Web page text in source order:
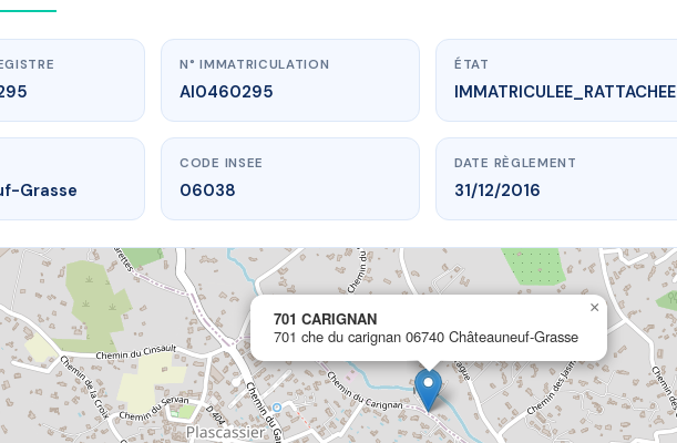
www.vme.plus/AI0460295
701 CARIGNAN
701 che du carignan06740 Châteauneuf-Grasse
N° IMMATRICULATION
AI0460295
ÉTAT
IMMATRICULEE_RATTACHEE
Grasse
CODE INSEE
06038
DATE RÈGLEMENT
31/12/2016
701 CARIGNAN
701 che du carignan 06740 Châteauneuf-Grasse
×